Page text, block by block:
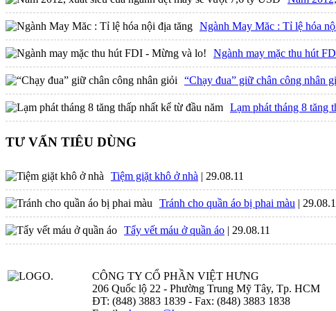
Ngành May Măc : Tỉ lệ hóa
Ngành may mặc thu hút
“Chạy đua” giữ chân công nhân
Lạm phát tháng 8 tăng
TƯ VẤN TIÊU DÙNG
Tiệm giặt khô ở nhà | 29.08.11
Tránh cho quần áo bị phai màu |
Tẩy vết máu ở quần áo | 29.08.11
CÔNG TY CỔ PHẦN VIỆT HƯNG
206 Quốc lộ 22 - Phường Trung Mỹ Tây, Tp. HCM
ĐT: (848) 3883 1839 - Fax: (848) 3883 1838